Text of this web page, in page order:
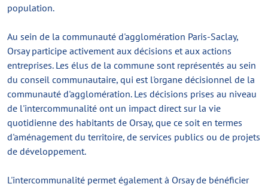
population.
Au sein de la communauté d'agglomération Paris-Saclay,
Orsay participe activement aux décisions et aux actions
entreprises. Les élus de la commune sont représentés au sein
du conseil communautaire, qui est l'organe décisionnel de la
communauté d'agglomération. Les décisions prises au niveau
de l'intercommunalité ont un impact direct sur la vie
quotidienne des habitants de Orsay, que ce soit en termes
d'aménagement du territoire, de services publics ou de projets
de développement.
L'intercommunalité permet également à Orsay de bénéficier